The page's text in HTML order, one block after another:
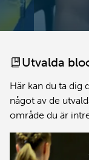
Utvalda
Här kan du ta dig
något av de
område du är